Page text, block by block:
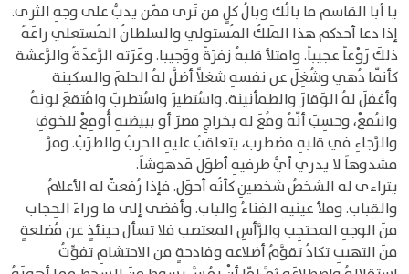
يا أبا القاسم ما بالُك وبالُ كلٍ من تَرى ممّن يدبُّ على وجهِ الثرى.
إذا دعا أحدكم هذا المَلكُ المُستولي والسلطانُ المُستعلي راعَهُ
ذلكَ رَوْعاً عجيباً. وامتلأ قلبهُ زفرَةً ووَجيبا. وعَرَته الرَّعدَةُ والرَّعشة
كأنّما دُهي وشُغِلَ عن نفسهِ شغلاً أضلَّ لهُ الحلمَ والسكينة
وأغفلَ لهُ الوَقارَ والطمأنينة. واسُتطيرَ واسُتطربَ وامُتقعَ لونهُ
وانتُقعْ، وحسِبَ أنّهُ وقُعَ له بخراجِ مصرَ أو ببيضتهِ أُوقِعْ للخوفِ
والرَّجاءِ في قلبهِ مضطرب، يتعاقبُ عليهِ الحربُ والطرَبْ. ومرَّ
مشدوهاً لا يدري أيُّ طرفيهِ أطوَل مَدهوشاً.
يتراءى له الشخصُ شخصينِ كأنُه أحوَل. فإذا رُفعتْ له الأعلامُ
والقِباب. وملأ عينيهِ الفِناءُ والباب. وأفضى إلى ما وراءَ الحِجاب
منَ الوجهِ المحتجِب والرَّأسِ المعتصب فلا تسأل حينئذٍ عن مُضلعةٍ
منَ التهيبِ تكادُ تقوَّمُ أضلاعه وفادحةٍ من الاحتشامِ تفوِّتُ